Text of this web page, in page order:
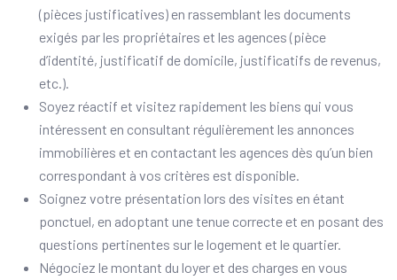
(pièces justificatives) en rassemblant les documents
exigés par les propriétaires et les agences (pièce
d’identité, justificatif de domicile, justificatifs de revenus,
etc.).
Soyez réactif et visitez rapidement les biens qui vous
intéressent en consultant régulièrement les annonces
immobilières et en contactant les agences dès qu’un bien
correspondant à vos critères est disponible.
Soignez votre présentation lors des visites en étant
ponctuel, en adoptant une tenue correcte et en posant des
questions pertinentes sur le logement et le quartier.
Négociez le montant du loyer et des charges en vous